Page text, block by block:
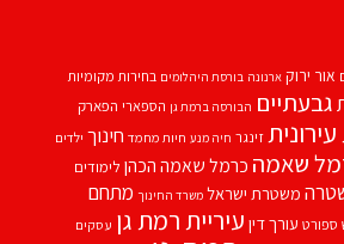
אור ירוק ארנונה בורסת היהלומים בחירות מקומיות
גבעתיים הבורסה ברמת גן הספארי הפארק
זינגר חיה מנע חיות מחמד חינוך ילדים
שאמה כרמל שאמה הכהן לימודים
משטרת ישראל משרד החינוך מתחם
ספורט עורך דין עיריית רמת גן עסקים